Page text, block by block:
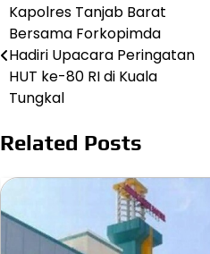
Navigasi
pos
Kapolres Tanjab Barat
Bersama Forkopimda
Hadiri Upacara Peringatan
HUT ke-80 RI di Kuala
Tungkal
Related Posts